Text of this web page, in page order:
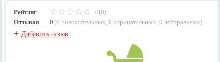
Рейтинг
0(0)
Отзывов
0 (0 положительных,0 отрицательных,0 нейтральных)
+Добавить отзыв